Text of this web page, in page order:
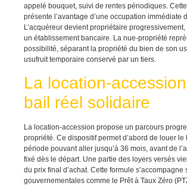
appelé bouquet, suivi de rentes périodiques.
présente l’avantage d’une occupation immédiate
L’acquéreur devient propriétaire
un établissement bancaire. La nue-propriété
possibilité, séparant la propriété du bien de son
usufruit temporaire conservé par un tiers.
La location-
bail réel solidaire
La location-accession propose un parcours
propriété. Ce dispositif permet d’abord de louer
période pouvant aller jusqu’à 36 mois, avant de
fixé dès le départ. Une partie des loyers versés
du prix final d’achat. Cette formule s’accompagne
gouvernementales comme le Prêt à Taux Zéro